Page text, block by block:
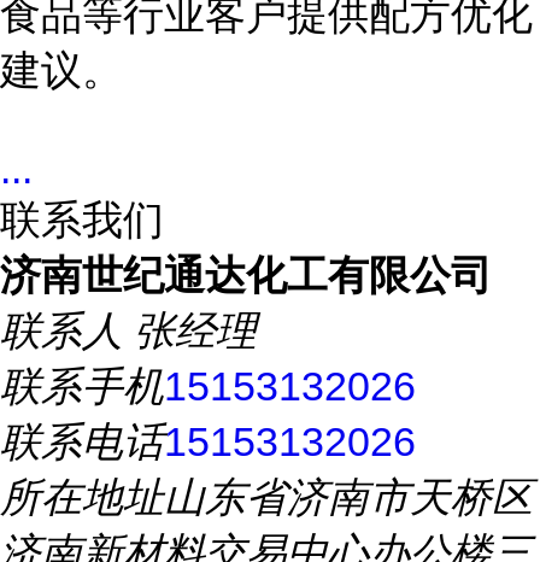
食品等行业客户提供配方优化
建议。
...
联系我们
济南世纪通达化工有限公司
联系人 张经理
联系手机15153132026
联系电话15153132026
所在地址山东省济南市天桥区
济南新材料交易中心办公楼三